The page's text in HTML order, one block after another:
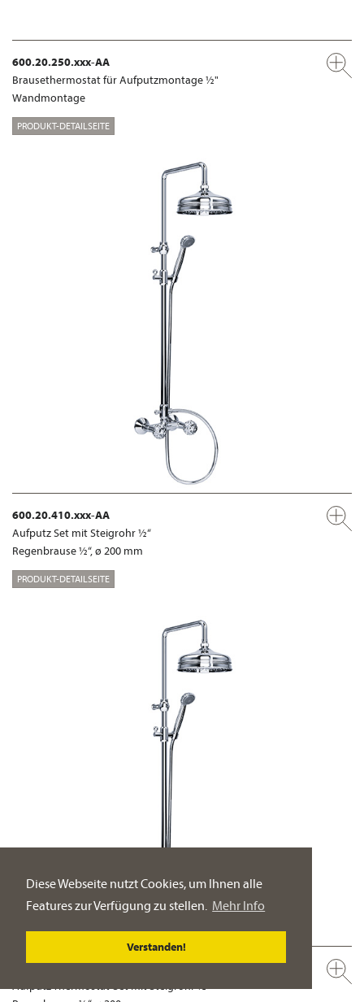
Diese Webseite nutzt Cookies, um Ihnen alle
Features zur Verfügung zu stellen. Mehr Info
Verstanden!
600.20.250.xxx-AA
Brausethermostat für Aufputzmontage ½"
Wandmontage
PRODUKT-DETAILSEITE
600.20.410.xxx-AA
Aufputz Set mit Steigrohr ½“
Regenbrause ½“, ø 200 mm
PRODUKT-DETAILSEITE
600.20.460.xxx-AA
Aufputz Thermostat-Set mit Steigrohr ½"